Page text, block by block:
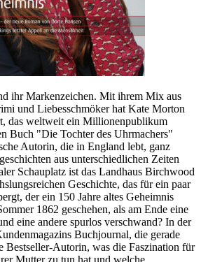
ihr Markenzeichen. Mit ihrem Mix aus
und Liebesschmöker hat Kate Morton
das weltweit ein Millionenpublikum
Buch "Die Tochter des Uhrmachers"
Autorin, die in England lebt, ganz
aus unterschiedlichen Zeiten
Schauplatz ist das Landhaus Birchwood
Geschichte, das für ein paar
der ein 150 Jahre altes Geheimnis
1862 geschehen, als am Ende eine
eine andere spurlos verschwand? In der
Buchjournal, die gerade
Bestseller-Autorin, was die Faszination für
Mutter zu tun hat und welche